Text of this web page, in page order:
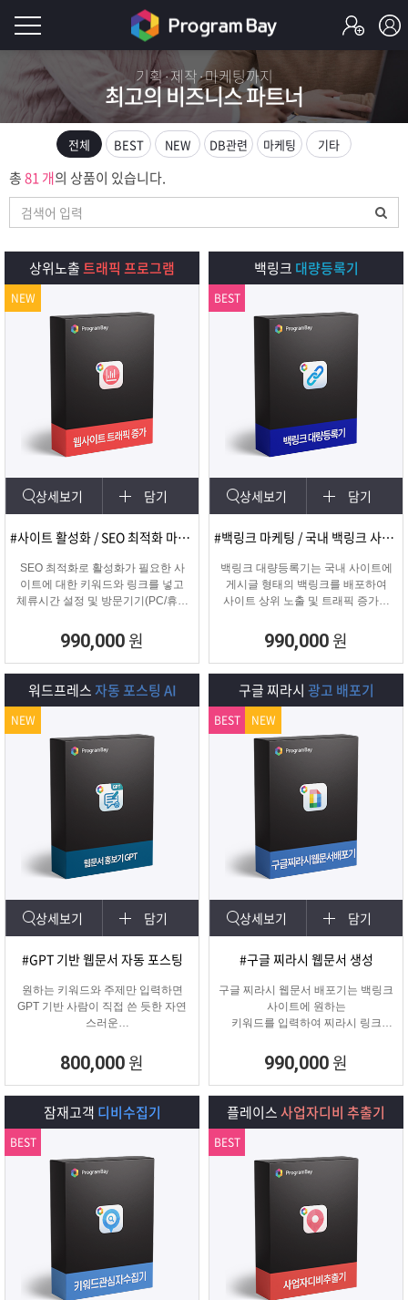
기획·제작·마케팅까지
최고의 비즈니스 파트너
그
이
요
합
그
원
가
Q&A
프
로
이
는?
프
구
매
로
그
램
상
품
문
의
객
센
터
마
이
페
이
지
파
트
너
전체 BEST NEW DB관련 마케팅 기타
총81 개의 상품이 있습니다.
상위노출트래픽 프로그램
상세보기 담기
#사이트 활성화 / SEO 최적화 마케팅
SEO 최적화로 활성화가 필요한 사
이트에 대한 키워드와 링크를 넣고
체류시간 설정 및 방문기기(PC/휴대
록시) 타입을 선택하여 실제 방문 유
입을 일으키는 효과로 사이트를 활성
화하는 프로그램
990,000 원
NEW
백링크 대량등록기
상세보기 담기
#백링크 마케팅 / 국내 백링크 사이트 생성
백링크 대량등록기는 국내 사이트에
게시글 형태의 백링크를 배포하여
사이트 상위 노출 및 트래픽 증가에
990,000 원
BEST
워드프레스자동 포스팅 AI
상세보기 담기
#GPT 기반 웹문서 자동 포스팅
원하는 키워드와 주제만 입력하면
GPT 기반 사람이 직접 쓴 듯한 자연
스러운
다.
콘텐츠 마케터, 기업들이 홍보하기에
적합한 마케팅 프로그램 입니다.
800,000 원
NEW
구글 찌라시 광고 배포기
상세보기 담기
#구글 찌라시 웹문서 생성
구글 찌라시 웹문서 배포기는 백링크
사이트에 원하는
키워드를 입력하여 찌라시 링크
키워드를 등록해주는 프로그램입니
다.
텔레그램 등 아이디 입력으로 문의건
수를 늘릴 수 있습니다.
990,000 원
BEST NEW
잠재고객 디비수집기
BEST
플레이스사업자디비 추출기
BEST